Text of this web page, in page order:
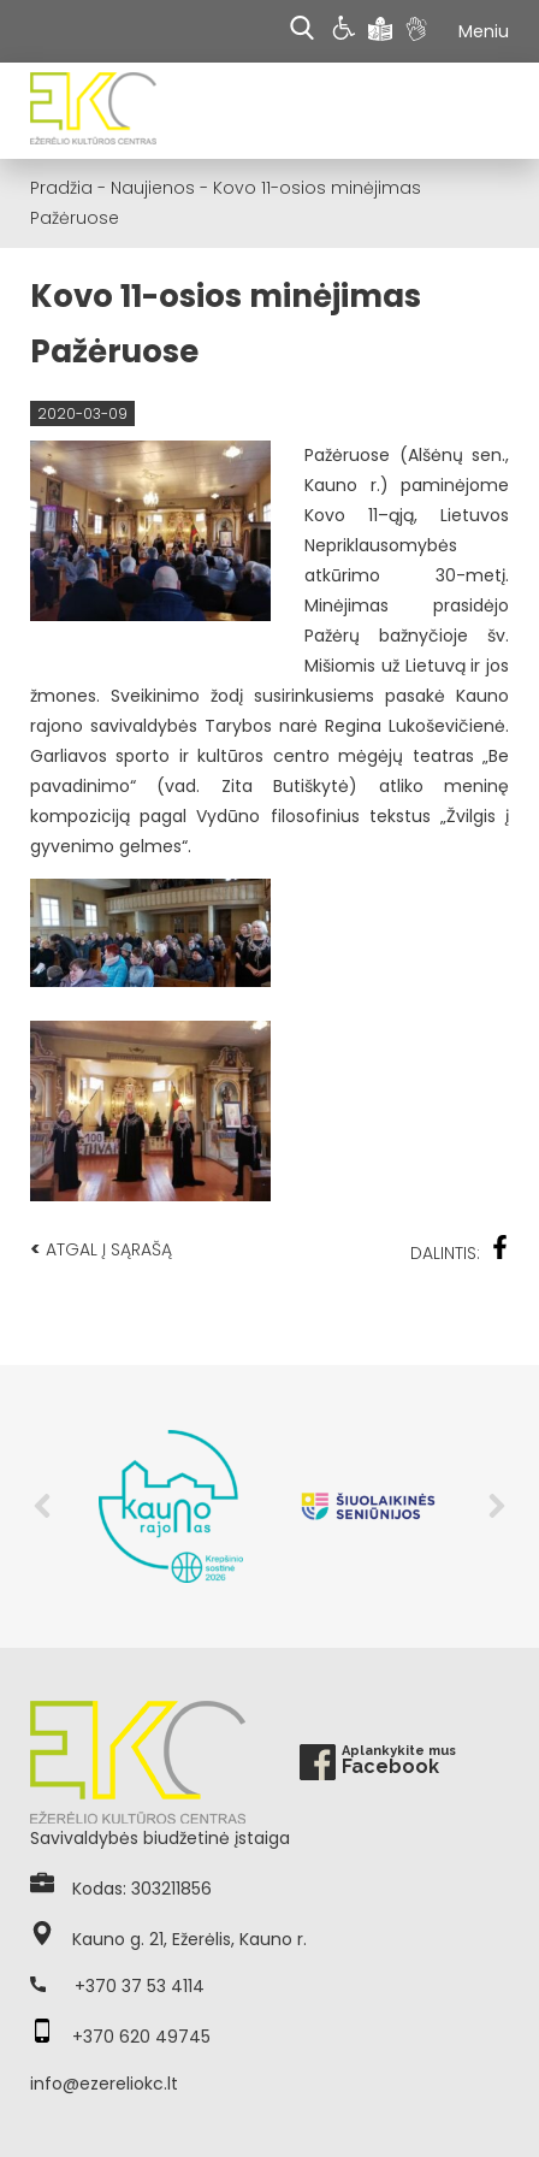
Meniu
Pradžia - Naujienos - Kovo 11-osios minėjimas
Pažėruose
Kovo 11-osios minėjimas
Pažėruose
2020-03-09
Pažėruose (Alšėnų sen.,
Kauno r.) paminėjome
Kovo 11–ąją, Lietuvos
Nepriklausomybės
atkūrimo 30-metį.
Minėjimas prasidėjo
Pažėrų bažnyčioje šv.
Mišiomis už Lietuvą ir jos
žmones. Sveikinimo žodį susirinkusiems pasakė Kauno
rajono savivaldybės Tarybos narė Regina Lukoševičienė.
Garliavos sporto ir kultūros centro mėgėjų teatras „Be
pavadinimo“ (vad. Zita Butiškytė) atliko meninę
kompoziciją pagal Vydūno filosofinius tekstus „Žvilgis į
gyvenimo gelmes“.
< ATGAL Į SĄRAŠĄ DALINTIS:
Aplankykite mus
Facebook
Savivaldybės biudžetinė įstaiga
Kodas: 303211856
Kauno g. 21, Ežerėlis, Kauno r.
+370 37 53 4114
+370 620 49745
info@ezereliokc.lt